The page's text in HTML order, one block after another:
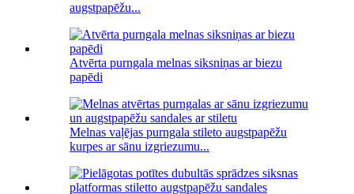
augstpapēžu...
Atvērta purngala melnas siksniņas ar biezu
papēdi
Melnas vaļējas purngala stileto augstpapēžu
kurpes ar sānu izgriezumu...